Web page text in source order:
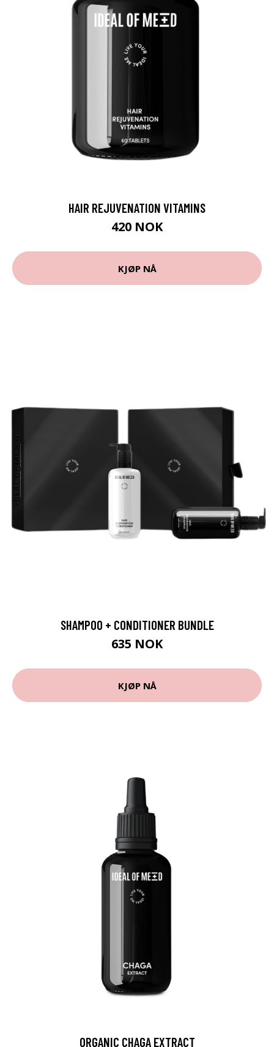
HAIR REJUVENATION VITAMINS
420 NOK
KJØP NÅ
SHAMPOO + CONDITIONER BUNDLE
635 NOK
KJØP NÅ
ORGANIC CHAGA EXTRACT